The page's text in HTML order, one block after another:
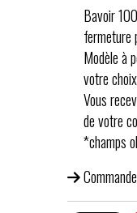
Bavoir
fermeture
Modèle à
votre
Vous
de votre
*champs